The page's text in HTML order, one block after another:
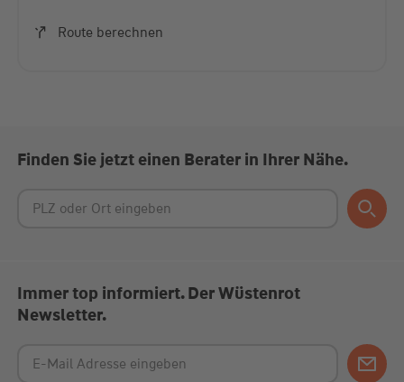
Route berechnen
Finden Sie jetzt einen Berater in Ihrer Nähe.
Immer top informiert. Der Wüstenrot
Newsletter.